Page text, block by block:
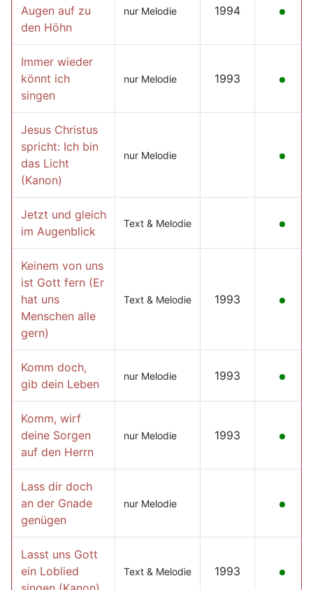
Augen auf zu
den Höhn
nur Melodie 1994
Immer wieder
könnt ich
singen
nur Melodie 1993
Jesus Christus
spricht: Ich bin
das Licht
(Kanon)
nur Melodie
Jetzt und gleich
im Augenblick
Text & Melodie
Keinem von uns
ist Gott fern (Er
hat uns
Menschen alle
gern)
Text & Melodie 1993
Komm doch,
gib dein Leben
nur Melodie 1993
Komm, wirf
deine Sorgen
auf den Herrn
nur Melodie 1993
Lass dir doch
an der Gnade
genügen
nur Melodie
Lasst uns Gott
ein Loblied
Text & Melodie 1993